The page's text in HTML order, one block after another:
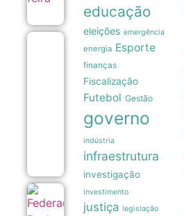
MISS
AMAZONAS
GAY
REPRESENTARÁ
O ESTADO NA
50ª EDIÇÃO DO
CONCURSO DE
PAÍS
06/08
Federação
Psol-rede
educação
eleições emergência
energia Esporte
finanças
Fiscalização
Futebol Gestão
governo
indústria
infraestrutura
investigação
investimento
justiça legislação